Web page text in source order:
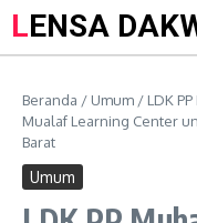
LENSA
Beranda / Umum / LDK
Mualaf Learning Center
Barat
Umum